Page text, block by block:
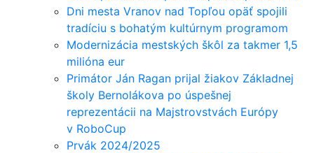
Dni mesta Vranov nad Topľou opäť spojili
tradíciu s bohatým kultúrnym programom
Modernizácia mestských škôl za takmer 1,5
milióna eur
Primátor Ján Ragan prijal žiakov Základnej
školy Bernolákova po úspešnej
reprezentácii na Majstrovstvách Európy
v RoboCup
Prvák 2024/2025